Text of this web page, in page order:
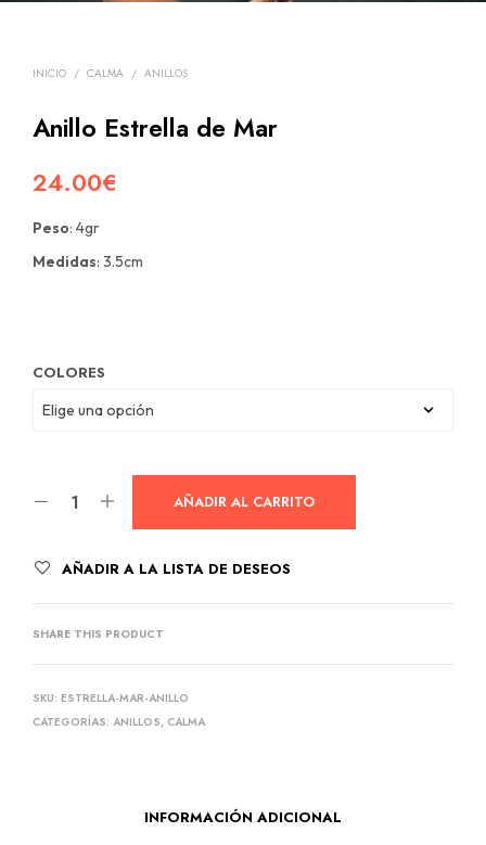
INICIO / CALMA / ANILLOS
Anillo Estrella de Mar
24.00€
Peso: 4gr
Medidas: 3.5cm
COLORES
AÑADIR AL CARRITO
AÑADIR A LA LISTA DE DESEOS
SHARE THIS PRODUCT
SKU: ESTRELLA-MAR-ANILLO
CATEGORÍAS: ANILLOS, CALMA
INFORMACIÓN ADICIONAL